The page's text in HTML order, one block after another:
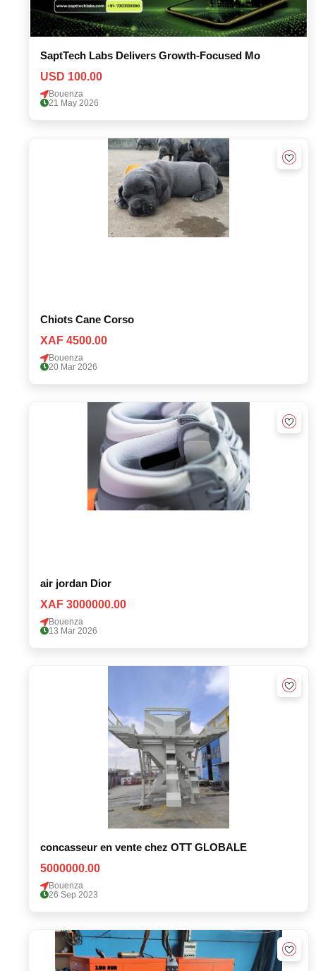
SaptTech Labs Delivers Growth-Focused Mo
USD 100.00
Bouenza
21 May 2026
Chiots Cane Corso
XAF 4500.00
Bouenza
20 Mar 2026
air jordan Dior
XAF 3000000.00
Bouenza
13 Mar 2026
concasseur en vente chez OTT GLOBALE
5000000.00
Bouenza
26 Sep 2023